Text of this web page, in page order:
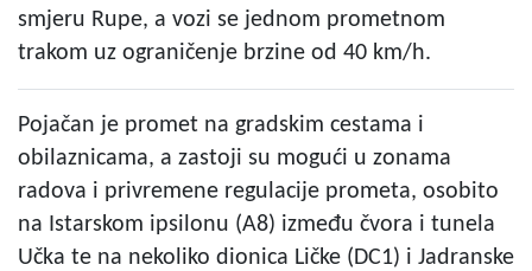
smjeru Rupe, a vozi se jednom prometnom
trakom uz ograničenje brzine od 40 km/h.
Pojačan je promet na gradskim cestama i
obilaznicama, a zastoji su mogući u zonama
radova i privremene regulacije prometa, osobito
na Istarskom ipsilonu (A8) između čvora i tunela
Učka te na nekoliko dionica Ličke (DC1) i Jadranske